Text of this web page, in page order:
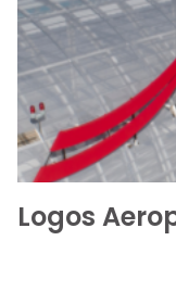
Logos